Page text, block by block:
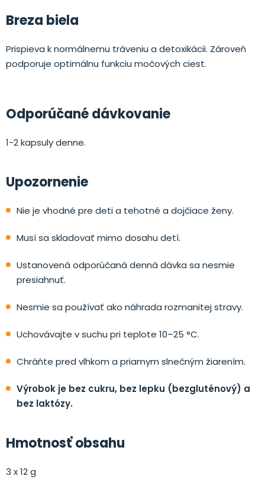
Breza biela
Prispieva k normálnemu tráveniu a detoxikácii. Zároveň
podporuje optimálnu funkciu močových ciest.
Odporúčané dávkovanie
1-2 kapsuly denne.
Upozornenie
Nie je vhodné pre deti a tehotné a dojčiace ženy.
Musí sa skladovať mimo dosahu detí.
Ustanovená odporúčaná denná dávka sa nesmie
presiahnuť.
Nesmie sa používať ako náhrada rozmanitej stravy.
Uchovávajte v suchu pri teplote 10–25 °C.
Chráňte pred vlhkom a priamym slnečným žiarením.
Výrobok je bez cukru, bez lepku (bezgluténový) a
bez laktózy.
Hmotnosť obsahu
3 x 12 g